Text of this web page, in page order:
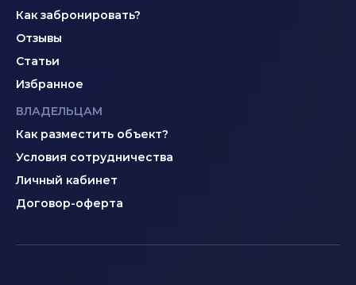
Как забронировать?
Отзывы
Статьи
Избранное
ВЛАДЕЛЬЦАМ
Как разместить объект?
Условия сотрудничества
Личный кабинет
Договор-оферта